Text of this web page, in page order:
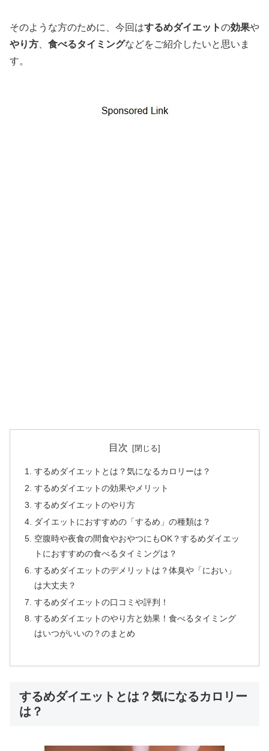
そのような方のために、今回はするめダイエットの効果や
やり方
食べるタイミングなどをご紹介したいと思いま
す。
目次
するめダイエットとは？気になるカロリーは？
するめダイエットの効果やメリット
するめダイエットのやり方
ダイエットにおすすめの「するめ」の種類は？
空腹時や夜食の間食やおやつにもOK？するめダイエッ
トにおすすめの食べるタイミングは？
するめダイエットのデメリットは？体臭や「におい」
は大丈夫？
するめダイエットの口コミや評判！
するめダイエットのやり方と効果！食べるタイミング
はいつがいいの？のまとめ
するめダイエットとは？気になるカロリー
は？